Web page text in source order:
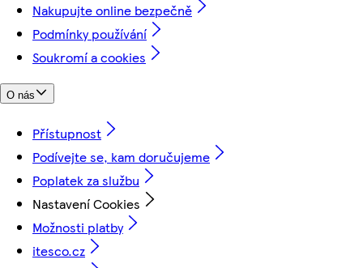
Nakupujte online bezpečně
Podmínky používání
Soukromí a cookies
O nás
Přístupnost
Podívejte se, kam doručujeme
Poplatek za službu
Nastavení Cookies
Možnosti platby
itesco.cz